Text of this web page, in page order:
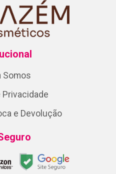
Somos
Privacidade
e Devolução